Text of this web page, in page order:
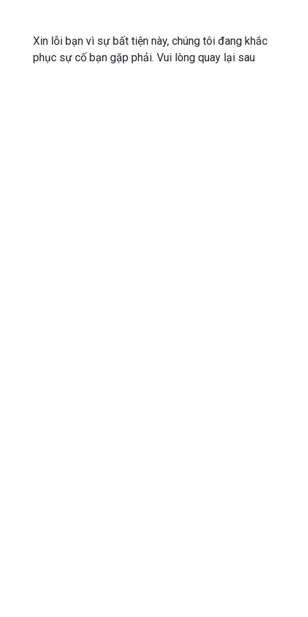
Xin lỗi bạn vì sự bất tiện này, chúng tôi đang khắc
phục sự cố bạn gặp phải. Vui lòng quay lại sau